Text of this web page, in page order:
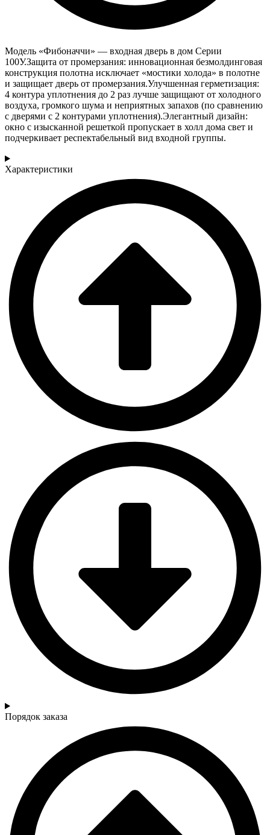
Модель «Фибоначчи» — входная дверь в дом Серии
100У.Защита от промерзания: инновационная безмолдинговая
конструкция полотна исключает «мостики холода» в полотне
и защищает дверь от промерзания.Улучшенная герметизация:
4 контура уплотнения до 2 раз лучше защищают от холодного
воздуха, громкого шума и неприятных запахов (по сравнению
с дверями с 2 контурами уплотнения).Элегантный дизайн:
окно с изысканной решеткой пропускает в холл дома свет и
подчеркивает респектабельный вид входной группы.
Характеристики
Порядок заказа